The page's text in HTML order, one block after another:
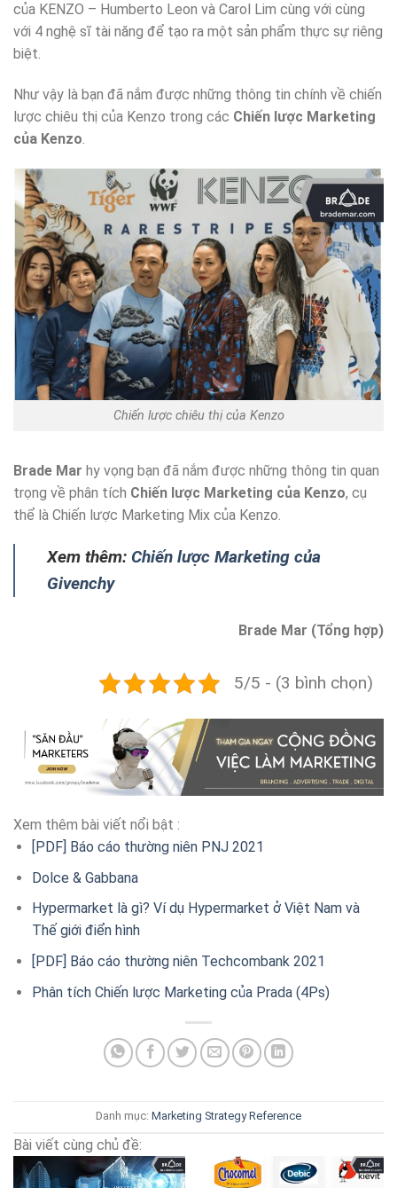
của KENZO – Humberto Leon và Carol Lim cùng với cùng
với 4 nghệ sĩ tài năng để tạo ra một sản phẩm thực sự riêng
biệt.
Như vậy là bạn đã nắm được những thông tin chính về chiến
lược chiêu thị của Kenzo trong các Chiến lược Marketing
của Kenzo.
Chiến lược chiêu thị của Kenzo
Brade Mar hy vọng bạn đã nắm được những thông tin quan
trọng về phân tích Chiến lược Marketing của Kenzo, cụ
thể là Chiến lược Marketing Mix của Kenzo.
Xem thêm: Chiến lược Marketing của
Givenchy
Brade Mar (Tổng hợp)
5/5 - (3 bình chọn)
Xem thêm bài viết nổi bật :
[PDF] Báo cáo thường niên PNJ 2021
Dolce & Gabbana
Hypermarket là gì? Ví dụ Hypermarket ở Việt Nam và
Thế giới điển hình
[PDF] Báo cáo thường niên Techcombank 2021
Phân tích Chiến lược Marketing của Prada (4Ps)
Danh mục: Marketing Strategy Reference
Bài viết cùng chủ đề: